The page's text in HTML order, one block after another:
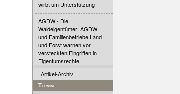
wirbt um Unterstützung
AGDW - Die
Waldeigentümer: AGDW
und Familienbetriebe Land
und Forst warnen vor
versteckten Eingriffen in
Eigentumsrechte
Artikel-Archiv
Termine